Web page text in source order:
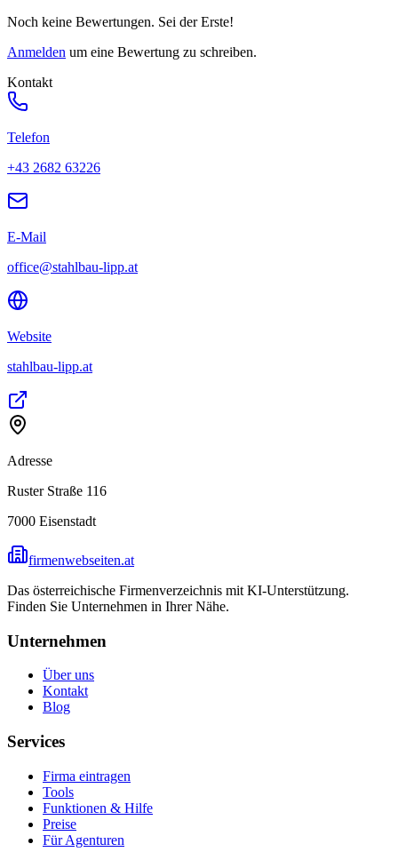
Noch keine Bewertungen. Sei der Erste!
Anmelden um eine Bewertung zu schreiben.
Kontakt
Telefon
+43 2682 63226
E-Mail
office@stahlbau-lipp.at
Website
stahlbau-lipp.at
Adresse
Ruster Straße 116
7000 Eisenstadt
firmenwebseiten.at
Das österreichische Firmenverzeichnis mit KI-Unterstützung.
Finden Sie Unternehmen in Ihrer Nähe.
Unternehmen
Über uns
Kontakt
Blog
Services
Firma eintragen
Tools
Funktionen & Hilfe
Preise
Für Agenturen